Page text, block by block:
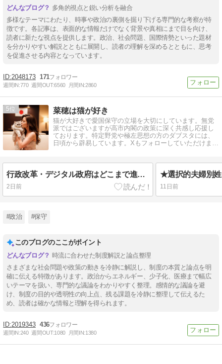
多角的視点と鋭い分析を融合
多様なテーマにわたり、時事や政治の裏側を掘り下げる専門的な考察が特
徴です。各記事は、表面的な情報だけでなく背景や真相にまで目を向け、
読者に新たな視点を提供します。政治、社会問題、国際情勢といった題材
を分かりやすい解説とともに展開し、読者の理解を深めるとともに、思考
を促進させる内容となっています。
2048173 171
週間IN:770 週間OUT:6560 月間IN:2860
5 菜穂は猫が好き
猫が大好きで愛国保守の立場を大切にしています。無党
派ではございますが高市内閣の政策に深く共感し応援し
ております。特定野党や極左思想の方のダブスタには、
日頃から辟易しています。Xもフォローしていただけます
行政改革・デジタル政府はどこまで進むのか～政府効率化の現在地を整理する
2日前 11日前
#政治 #保守
このブログのここがポイント
時流に合わせた制度解説と論点整理
さまざまな社会問題や政策の動きを冷静に解説し、制度の本質と論点を明
確に伝える特徴があります。政治からエネルギー、少子化、医療まで幅広
いテーマを扱い、専門的な議論をわかりやすく整理。感情的な議論を避
け、制度の目的や透明性の向上点、残る課題を冷静に整理して伝えるた
め、読者は確かな情報と理解を得られます。
2019343 436
週間IN:240 週間OUT:1080 月間IN:1380